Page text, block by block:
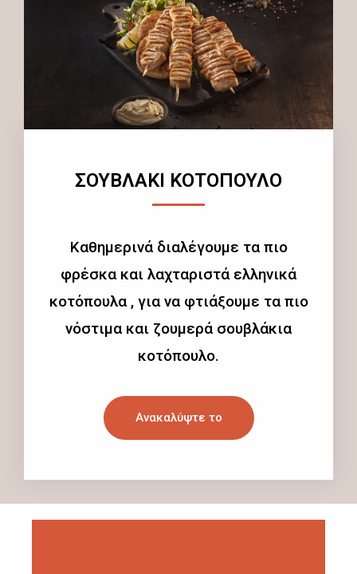
ΣΟΥΒΛΑΚΙ ΚΟΤΟΠΟΥΛΟ
Καθημερινά διαλέγουμε τα πιο
φρέσκα και λαχταριστά ελληνικά
κοτόπουλα , για να φτιάξουμε τα πιο
νόστιμα και ζουμερά σουβλάκια
κοτόπουλο.
Ανακαλύψτε το